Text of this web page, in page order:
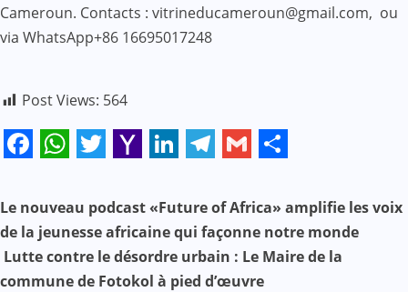
Cameroun. Contacts : vitrineducameroun@gmail.com, ou
via WhatsApp+86 16695017248
Post Views: 564
Mail
N
a
v
Le nouveau podcast «Future of Africa» amplifie les voix
de la jeunesse africaine qui façonne notre monde
Lutte contre le désordre urbain : Le Maire de la
commune de Fotokol à pied d’œuvre